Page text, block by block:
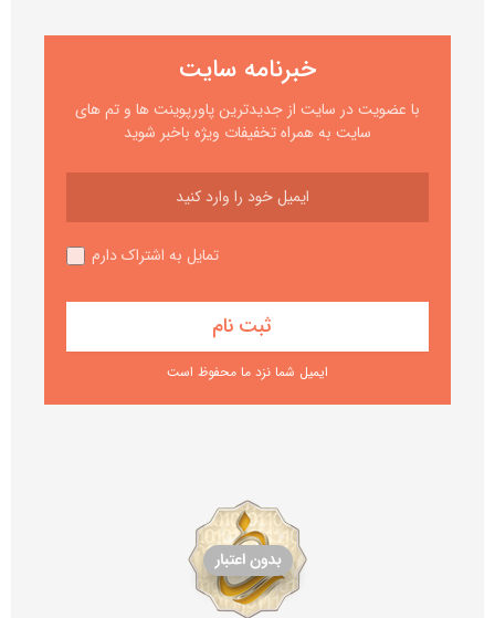
خبرنامه سایت
با عضویت در سایت از جدیدترین پاورپوینت ها و تم های
سایت به همراه تخفیفات ویژه باخبر شوید
تمایل به اشتراک دارم
ایمیل شما نزد ما محفوظ است